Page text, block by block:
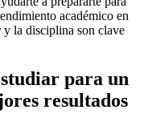
académico en
y la disciplina son clave
para un
resultados